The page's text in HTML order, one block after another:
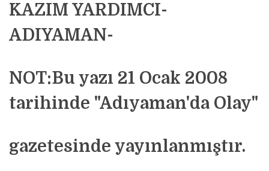
KAZIM YARDIMCI-
ADIYAMAN-
NOT:Bu yazı 21 Ocak 2008
tarihinde "Adıyaman'da Olay"
gazetesinde yayınlanmıştır.